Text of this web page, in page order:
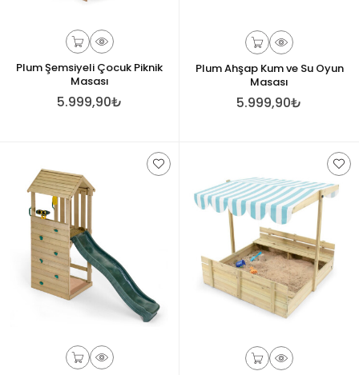
Plum Şemsiyeli Çocuk Piknik
Masası
5.999,90₺
Plum Ahşap Kum ve Su Oyun
Masası
5.999,90₺